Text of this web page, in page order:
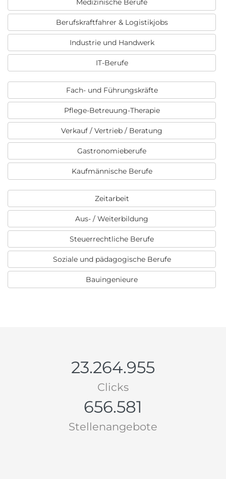
Medizinische Berufe
Berufskraftfahrer & Logistikjobs
Industrie und Handwerk
IT-Berufe
Fach- und Führungskräfte
Pflege-Betreuung-Therapie
Verkauf / Vertrieb / Beratung
Gastronomieberufe
Kaufmännische Berufe
Zeitarbeit
Aus- / Weiterbildung
Steuerrechtliche Berufe
Soziale und pädagogische Berufe
Bauingenieure
23.264.955
Clicks
656.581
Stellenangebote